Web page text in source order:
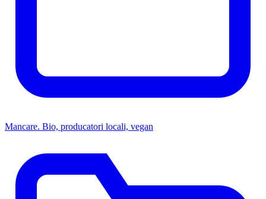
Mancare. Bio, producatori locali, vegan